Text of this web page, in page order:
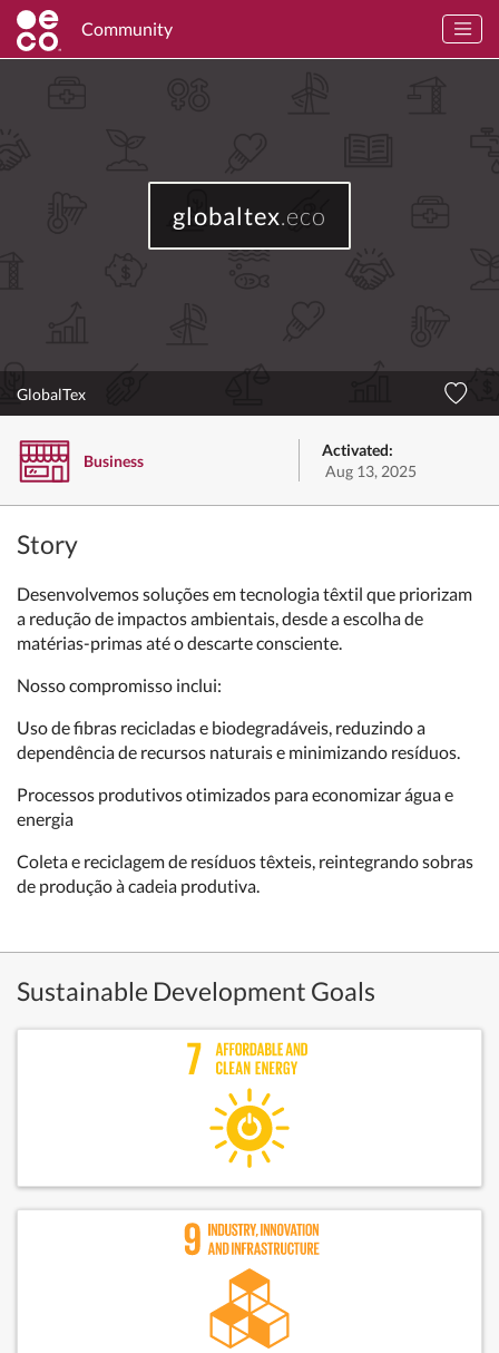
Community
globaltex.eco
GlobalTex
Business
Activated:
Aug 13, 2025
Story
Desenvolvemos soluções em tecnologia têxtil que priorizam
a redução de impactos ambientais, desde a escolha de
matérias-primas até o descarte consciente.
Nosso compromisso inclui:
Uso de fibras recicladas e biodegradáveis, reduzindo a
dependência de recursos naturais e minimizando resíduos.
Processos produtivos otimizados para economizar água e
energia
Coleta e reciclagem de resíduos têxteis, reintegrando sobras
de produção à cadeia produtiva.
Sustainable Development Goals